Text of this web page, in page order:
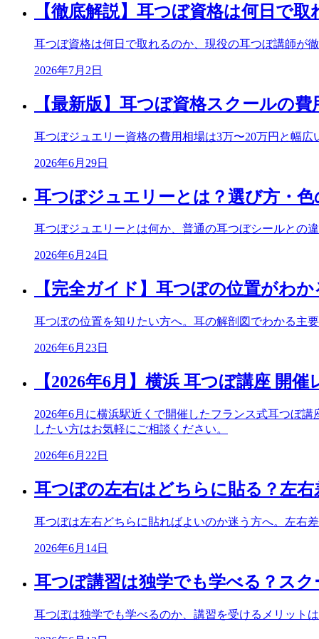
【徹底解説】耳つぼ資格は何日で
耳つぼ資格は何日で取れるのか、現役の耳つぼ講師が
2026年7月2日
【最新版】耳つぼ資格スクールの
耳つぼジュエリー資格の費用相場は3万〜20万円と幅
2026年6月29日
耳つぼジュエリーとは？選び方・
耳つぼジュエリーとは何か、普通の耳つぼシールとの
2026年6月24日
【完全ガイド】耳つぼの位置がわ
耳つぼの位置を知りたい方へ。耳の解剖図でわかる主
2026年6月23日
【2026年6月】横浜 耳つぼ講座 開催
2026年6月に横浜駅近くで開催したフランス式耳つぼ
したい方はお気軽にご相談ください。
2026年6月22日
耳つぼの左右はどちらに貼る？左
耳つぼは左右どちらに貼ればよいのか迷う方へ。左右
2026年6月14日
耳つぼ講習は独学でも学べる？ス
耳つぼは独学でも学べるのか、講習を受けるメリット